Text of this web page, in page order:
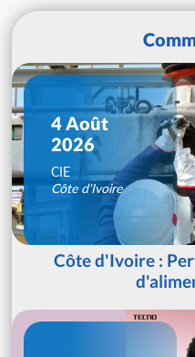
4 Août
2026
CIE
Côte d'Ivoire
Côte d'Ivoire :